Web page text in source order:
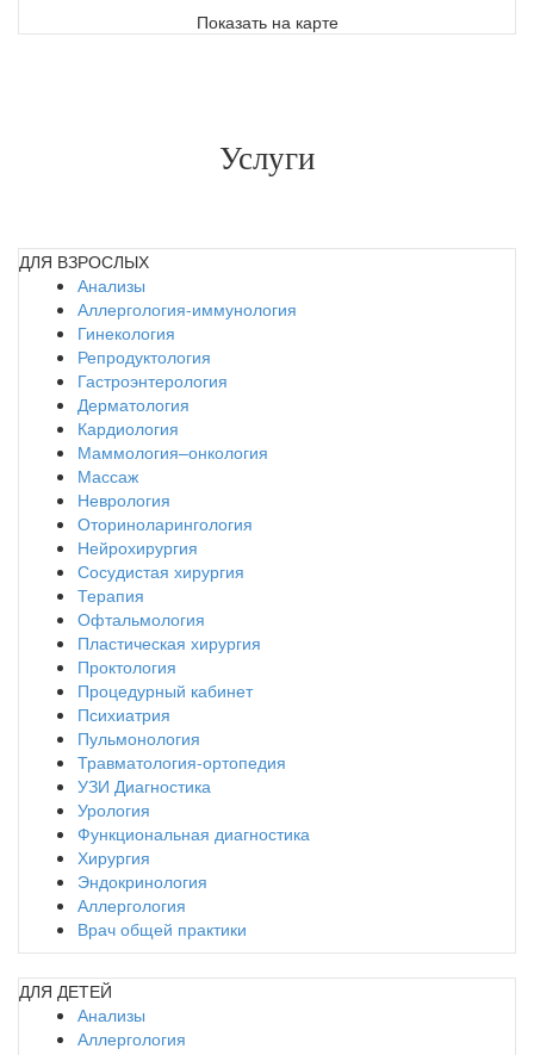
Показать на карте
Услуги
ДЛЯ ВЗРОСЛЫХ
Анализы
Аллергология-иммунология
Гинекология
Репродуктология
Гастроэнтерология
Дерматология
Кардиология
Маммология–онкология
Массаж
Неврология
Оториноларингология
Нейрохирургия
Сосудистая хирургия
Терапия
Офтальмология
Пластическая хирургия
Проктология
Процедурный кабинет
Психиатрия
Пульмонология
Травматология-ортопедия
УЗИ Диагностика
Урология
Функциональная диагностика
Хирургия
Эндокринология
Аллергология
Врач общей практики
ДЛЯ ДЕТЕЙ
Анализы
Аллергология